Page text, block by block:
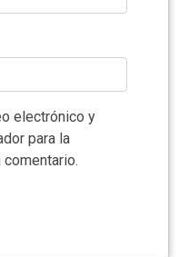
electrónico y
para la